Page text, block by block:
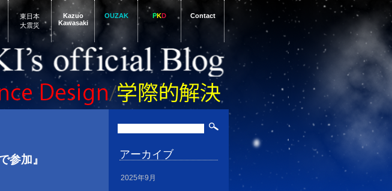
東日本
大震災
Kazuo
Kawasaki
OUZAK PKD Contact
参加』 アーカイブ
2025年9月